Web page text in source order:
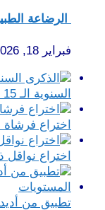
الرضاعة
فبراير 18, 2026
السنوية الـ 15 لثورة آبل الموسيقية
اختراع
اختراع نواقل
تطبيق من